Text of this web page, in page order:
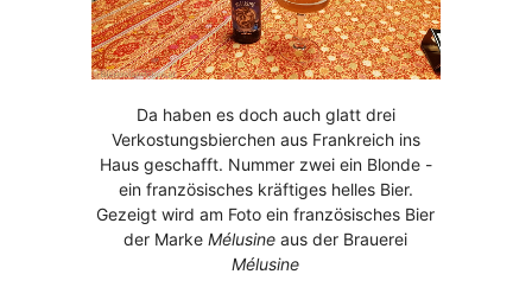
Da haben es doch auch glatt drei
Verkostungsbierchen aus Frankreich ins
Haus geschafft. Nummer zwei ein Blonde -
ein französisches kräftiges helles Bier.
Gezeigt wird am Foto ein französisches Bier
der MarkeMélusine aus der Brauerei
Mélusine